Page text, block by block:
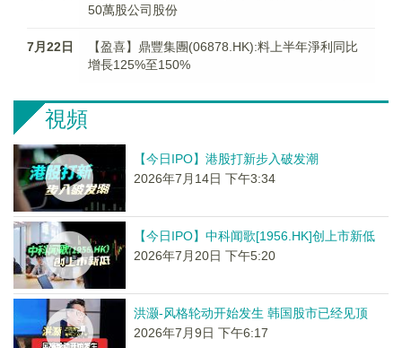
50萬股公司股份
7月22日
【盈喜】鼎豐集團(06878.HK):料上半年淨利同比
增長125%至150%
視頻
【今日IPO】港股打新步入破发潮
2026年7月14日 下午3:34
【今日IPO】中科闻歌[1956.HK]创上市新低
2026年7月20日 下午5:20
洪灏-风格轮动开始发生 韩国股市已经见顶
2026年7月9日 下午6:17